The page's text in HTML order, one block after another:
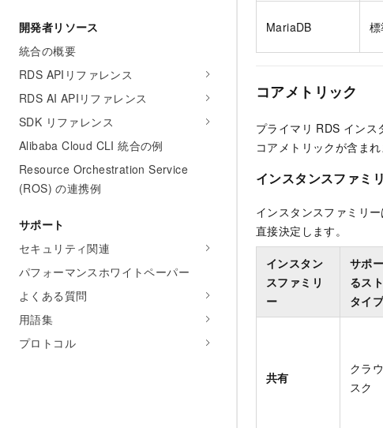
開発者リソース
統合の概要
RDS APIリファレンス
RDS AI APIリファレンス
SDK リファレンス
Alibaba Cloud CLI 統合の例
Resource Orchestration Service
(ROS) の連携例
サポート
セキュリティ関連
パフォーマンスホワイトペーパー
よくある質問
用語集
プロトコル
MariaDB
コアメトリック
プライマリ RDS インス
コアメトリックが含まれ
インスタンスファミ
インスタンスファミリ
直接決定します。
インスタン
スファミリ
ー
サポ
るス
タイ
共有
クラ
スク